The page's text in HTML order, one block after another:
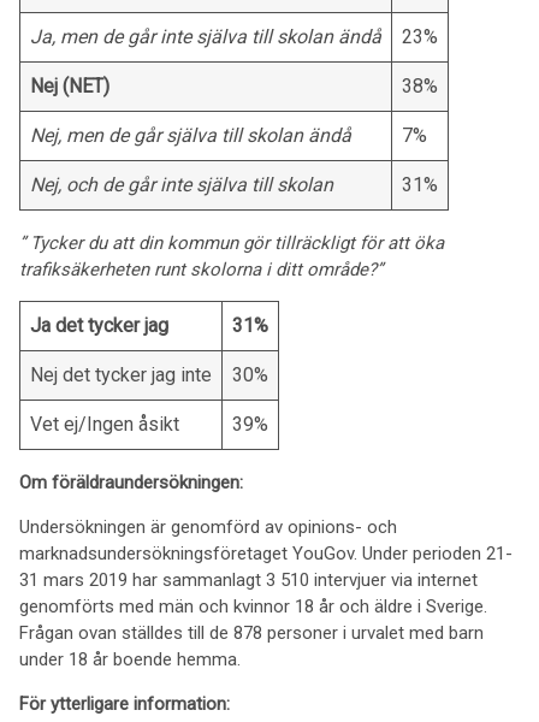
Ja, men de går inte själva till skolan ändå 23%
Nej (NET) 38%
Nej, men de går själva till skolan ändå 7%
Nej, och de går inte själva till skolan 31%
” Tycker du att din kommun gör tillräckligt för att öka
trafiksäkerheten runt skolorna i ditt område?”
Ja det tycker jag 31%
Nej det tycker jag inte 30%
Vet ej/Ingen åsikt 39%
Om föräldraundersökningen:
Undersökningen är genomförd av opinions- och
marknadsundersökningsföretaget YouGov. Under perioden 21-
31 mars 2019 har sammanlagt 3 510 intervjuer via internet
genomförts med män och kvinnor 18 år och äldre i Sverige.
Frågan ovan ställdes till de 878 personer i urvalet med barn
under 18 år boende hemma.
För ytterligare information: